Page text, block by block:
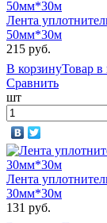
Лента
50мм*30м
215 руб.
В корзинуТовар в
Сравнить
шт
Лента
30мм*30м
131 руб.